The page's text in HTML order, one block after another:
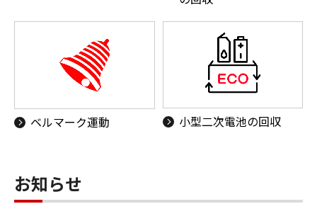
ベルマーク運動 小型二次電池の回収
お知らせ